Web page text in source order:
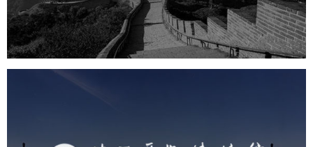
旅游休闲 电商网站 网站建设